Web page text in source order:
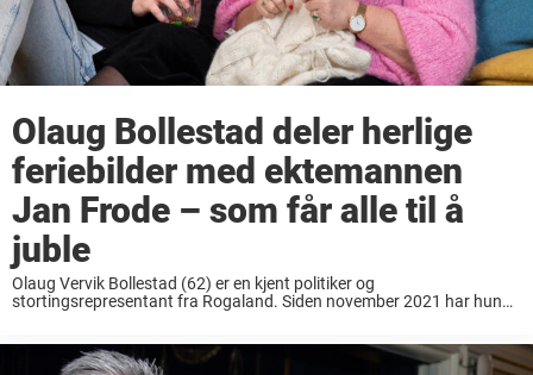
Olaug Bollestad deler herlige
feriebilder med ektemannen
Jan Frode – som får alle til å
juble
Olaug Vervik Bollestad (62) er en kjent politiker og
stortingsrepresentant fra Rogaland. Siden november 2021 har hun